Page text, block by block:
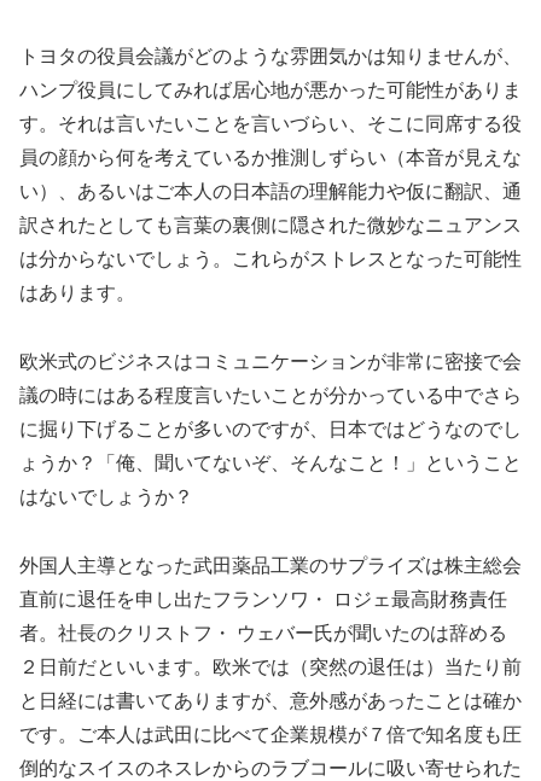
トヨタの役員会議がどのような雰囲気かは知りませんが、
ハンプ役員にしてみれば居心地が悪かった可能性がありま
す。それは言いたいことを言いづらい、そこに同席する役
員の顔から何を考えているか推測しずらい（本音が見えな
い）、あるいはご本人の日本語の理解能力や仮に翻訳、通
訳されたとしても言葉の裏側に隠された微妙なニュアンス
は分からないでしょう。これらがストレスとなった可能性
はあります。
欧米式のビジネスはコミュニケーションが非常に密接で会
議の時にはある程度言いたいことが分かっている中でさら
に掘り下げることが多いのですが、日本ではどうなのでし
ょうか？「俺、聞いてないぞ、そんなこと！」ということ
はないでしょうか？
外国人主導となった武田薬品工業のサプライズは株主総会
直前に退任を申し出たフランソワ・ ロジェ最高財務責任
者。社長のクリストフ・ ウェバー氏が聞いたのは辞める
２日前だといいます。欧米では（突然の退任は）当たり前
と日経には書いてありますが、意外感があったことは確か
です。ご本人は武田に比べて企業規模が７倍で知名度も圧
倒的なスイスのネスレからのラブコールに吸い寄せられた